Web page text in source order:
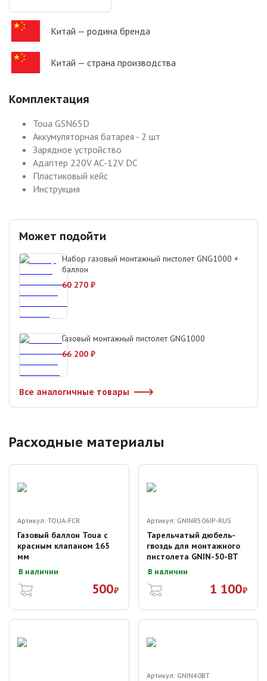
Китай — родина бренда
Китай — страна производства
Комплектация
Toua GSN65D
Аккумуляторная батарея - 2 шт
Зарядное устройство
Адаптер 220V AC-12V DC
Пластиковый кейс
Инструкция
Может подойти
Набор газовый монтажный пистолет GNG1000 +
баллон
60 270 ₽
Газовый монтажный пистолет GNG1000
66 200 ₽
Все аналогичные товары
Расходные материалы
Артикул: TOUA-FCR
Газовый баллон Toua с
красным клапаном 165
мм
В наличии
500₽
Артикул: GNINR506IP-RUS
Тарельчатый дюбель-
гвоздь для монтажного
пистолета GNIN-50-BT
В наличии
1 100₽
Артикул: GNIN40BT